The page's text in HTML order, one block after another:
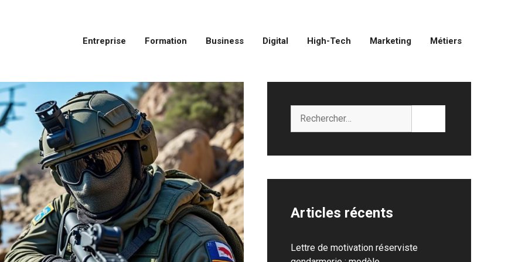
Entreprise Formation Business Digital High-Tech Marketing Métiers
Articles récents
Lettre de motivation réserviste